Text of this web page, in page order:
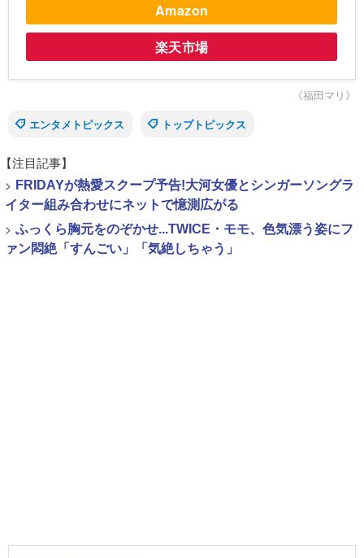
Amazon
楽天市場
《福田マリ》
エンタメトピックス
トップトピックス
【注目記事】
> FRIDAYが熱愛スクープ予告!大河女優とシンガーソングラ
イター組み合わせにネットで憶測広がる
> ふっくら胸元をのぞかせ...TWICE・モモ、色気漂う姿にフ
ァン悶絶「すんごい」「気絶しちゃう」